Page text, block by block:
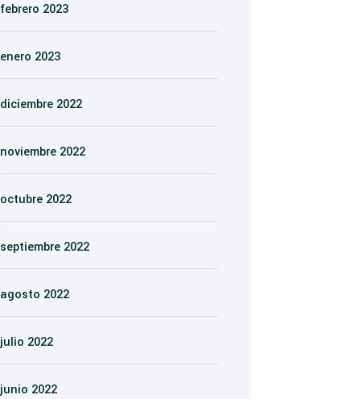
febrero 2023
enero 2023
diciembre 2022
noviembre 2022
octubre 2022
septiembre 2022
agosto 2022
julio 2022
junio 2022